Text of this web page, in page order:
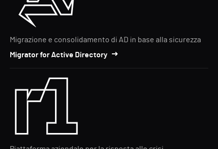
Migrazione e consolidamento di AD in base alla sicurezza
Migrator for Active Directory